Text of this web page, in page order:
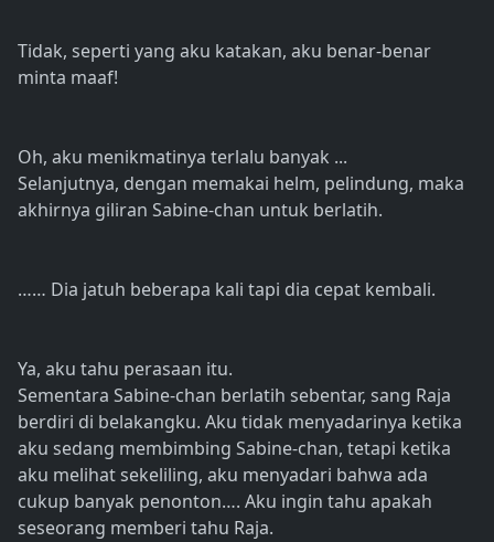
Tidak, seperti yang aku katakan, aku benar-benar
minta maaf!
Oh, aku menikmatinya terlalu banyak ...
Selanjutnya, dengan memakai helm, pelindung, maka
akhirnya giliran Sabine-chan untuk berlatih.
…… Dia jatuh beberapa kali tapi dia cepat kembali.
Ya, aku tahu perasaan itu.
Sementara Sabine-chan berlatih sebentar, sang Raja
berdiri di belakangku. Aku tidak menyadarinya ketika
aku sedang membimbing Sabine-chan, tetapi ketika
aku melihat sekeliling, aku menyadari bahwa ada
cukup banyak penonton…. Aku ingin tahu apakah
seseorang memberi tahu Raja.